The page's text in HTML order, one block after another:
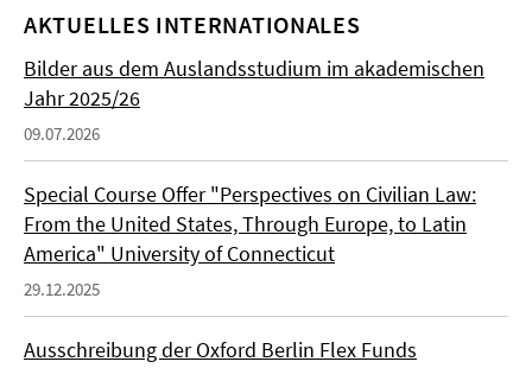
AKTUELLES INTERNATIONALES
Bilder aus dem Auslandsstudium im akademischen
Jahr 2025/26
09.07.2026
Special Course Offer "Perspectives on Civilian Law:
From the United States, Through Europe, to Latin
America" University of Connecticut
29.12.2025
Ausschreibung der Oxford Berlin Flex Funds